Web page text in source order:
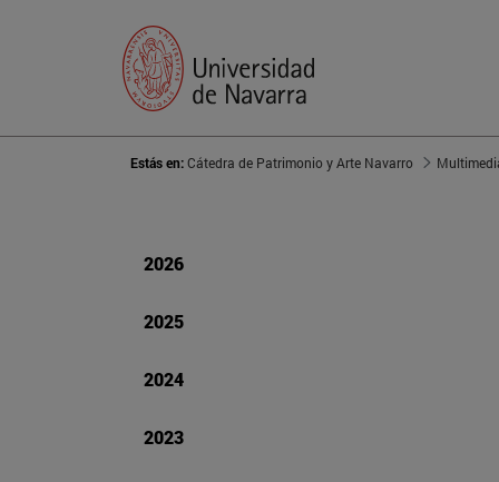
Estás en:Cátedra de Patrimonio y Arte Navarro
2026
2025
2024
2023